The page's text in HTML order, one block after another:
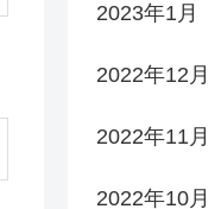
2023年1月
2022年12月
2022年11月
2022年10月